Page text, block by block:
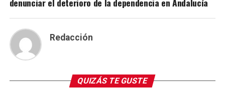
Redacción
QUIZÁS TE GUSTE